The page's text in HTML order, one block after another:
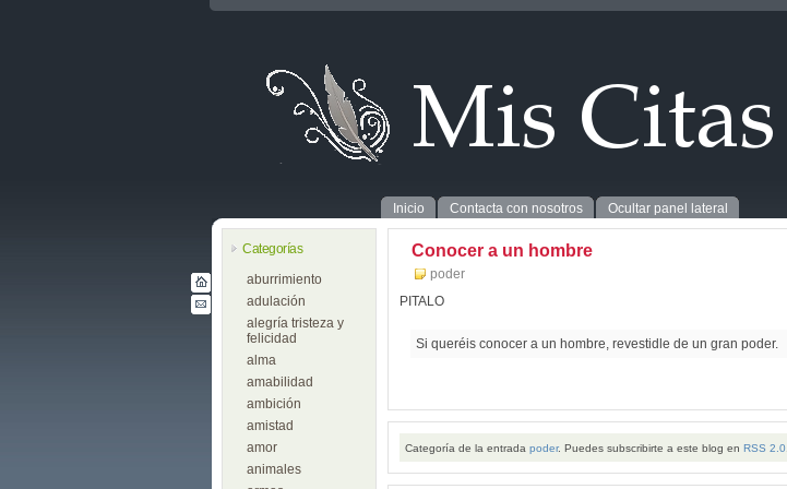
Inicio Contacta con nosotros Ocultar panel lateral
Categorías
aburrimiento
adulación
alegría tristeza y
felicidad
alma
amabilidad
ambición
amistad
amor
animales
Conocer a un hombre
poder
PITALO
Si queréis conocer a un hombre, revestidle de un gran poder.
Categoría de la entrada poder. Puedes subscribirte a este blog en RSS 2.0